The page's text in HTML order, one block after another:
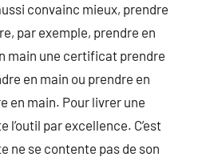
convainc mieux, prendre
par exemple, prendre en
main une certificat prendre
en main ou prendre en
en main. Pour livrer une
par excellence. C’est
ne se contente pas de son